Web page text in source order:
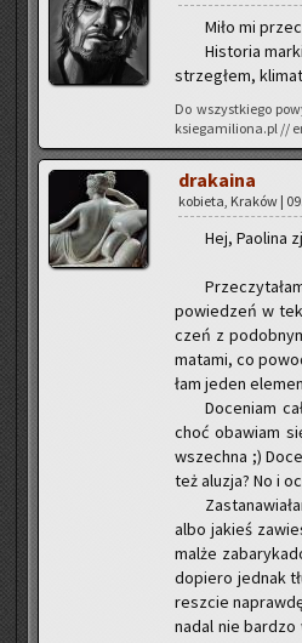
Miło mi
Hi­sto­ria
strze­głem,
Do wszyst­kie­go
ksiegamiliona.pl //
dra­ka­ina
ko­bie­ta, Kra­ków |
Hej, Pa­oli­na
po­wie­dzeń w
czeń z
ma­ta­mi, co
łam jeden
Do­ce­niam
choć oba­wiam
wszech­na ;)
też alu­zja? No i
albo ja­kieś
mal­że
do­pie­ro jed­nak
resz­cie
nadal nie